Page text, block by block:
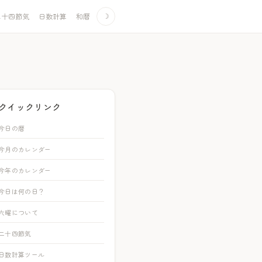
四節気 日数計算 和暦 ☽
クイックリンク
日の暦
月のカレンダー
年のカレンダー
日は何の日？
曜について
十四節気
日数計算ツール